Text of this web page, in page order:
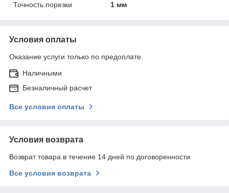
Точность порезки
1 мм
Условия оплаты
Оказание услуги только по предоплате.
Наличными
Безналичный расчет
Все условия оплаты
Условия возврата
Возврат товара в течение 14 дней по договоренности
Все условия возврата